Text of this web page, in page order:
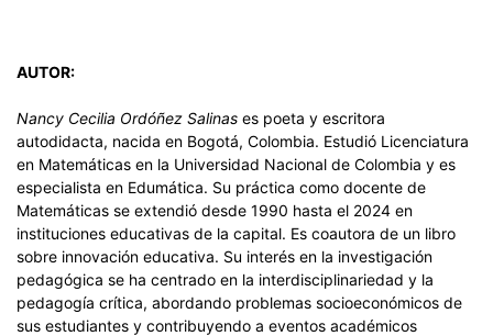
AUTOR:
Nancy Cecilia Ordóñez Salinas es poeta y escritora
autodidacta, nacida en Bogotá, Colombia. Estudió Licenciatura
en Matemáticas en la Universidad Nacional de Colombia y es
especialista en Edumática. Su práctica como docente de
Matemáticas se extendió desde 1990 hasta el 2024 en
instituciones educativas de la capital. Es coautora de un libro
sobre innovación educativa. Su interés en la investigación
pedagógica se ha centrado en la interdisciplinariedad y la
pedagogía crítica, abordando problemas socioeconómicos de
sus estudiantes y contribuyendo a eventos académicos